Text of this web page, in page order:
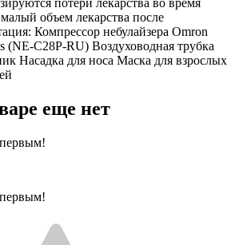
объем лекарства после
Компрессор небулайзера Omron
(NE-C28P-RU) Воздуховодная трубка
Насадка для носа Маска для взрослых
еще нет